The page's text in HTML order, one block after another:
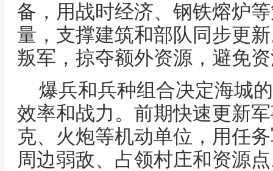
备，用战时经济、钢铁熔炉
量，支撑建筑和部队同步更
叛军，掠夺额外资源，避免
爆兵和兵种组合决定海城
效率和战力。前期快速更新
克、火炮等机动单位，用任
周边弱敌、占领村庄和资源